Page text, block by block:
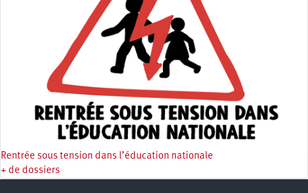
Rentrée sous tension dans l’éducation nationale
+ de dossiers